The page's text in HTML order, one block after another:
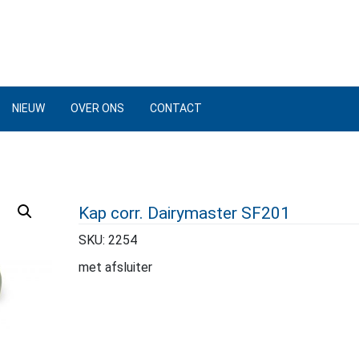
NIEUW OVER ONS CONTACT
Kap corr. Dairymaster SF201
SKU: 2254
met afsluiter